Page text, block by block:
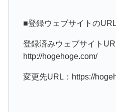
■登録ウェブサイトの
登録済みウェブサイト
http://hogehoge.com/
変更先URL：https://